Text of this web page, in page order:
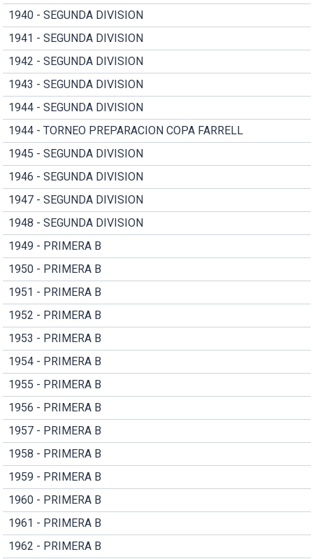
1940 - SEGUNDA DIVISION
1941 - SEGUNDA DIVISION
1942 - SEGUNDA DIVISION
1943 - SEGUNDA DIVISION
1944 - SEGUNDA DIVISION
1944 - TORNEO PREPARACION COPA FARRELL
1945 - SEGUNDA DIVISION
1946 - SEGUNDA DIVISION
1947 - SEGUNDA DIVISION
1948 - SEGUNDA DIVISION
1949 - PRIMERA B
1950 - PRIMERA B
1951 - PRIMERA B
1952 - PRIMERA B
1953 - PRIMERA B
1954 - PRIMERA B
1955 - PRIMERA B
1956 - PRIMERA B
1957 - PRIMERA B
1958 - PRIMERA B
1959 - PRIMERA B
1960 - PRIMERA B
1961 - PRIMERA B
1962 - PRIMERA B